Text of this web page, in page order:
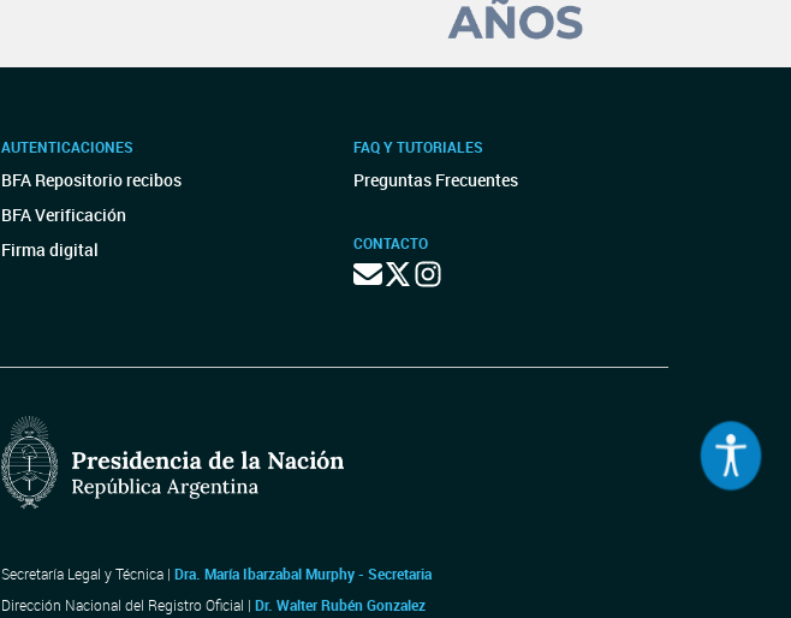
AUTENTICACIONES
BFA Repositorio recibos
BFA Verificación
Firma digital
FAQ Y TUTORIALES
Preguntas Frecuentes
CONTACTO
Secretaría Legal y Técnica | Dra. María Ibarzabal Murphy - Secretaria
Dirección Nacional del Registro Oficial | Dr. Walter Rubén Gonzalez